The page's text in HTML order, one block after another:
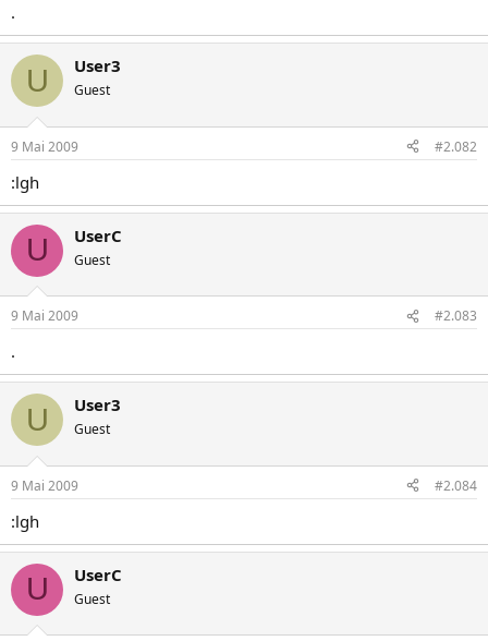
.
U User3
Guest
9 Mai 2009 #2.082
:lgh
U UserC
Guest
9 Mai 2009 #2.083
.
U User3
Guest
9 Mai 2009 #2.084
:lgh
U UserC
Guest